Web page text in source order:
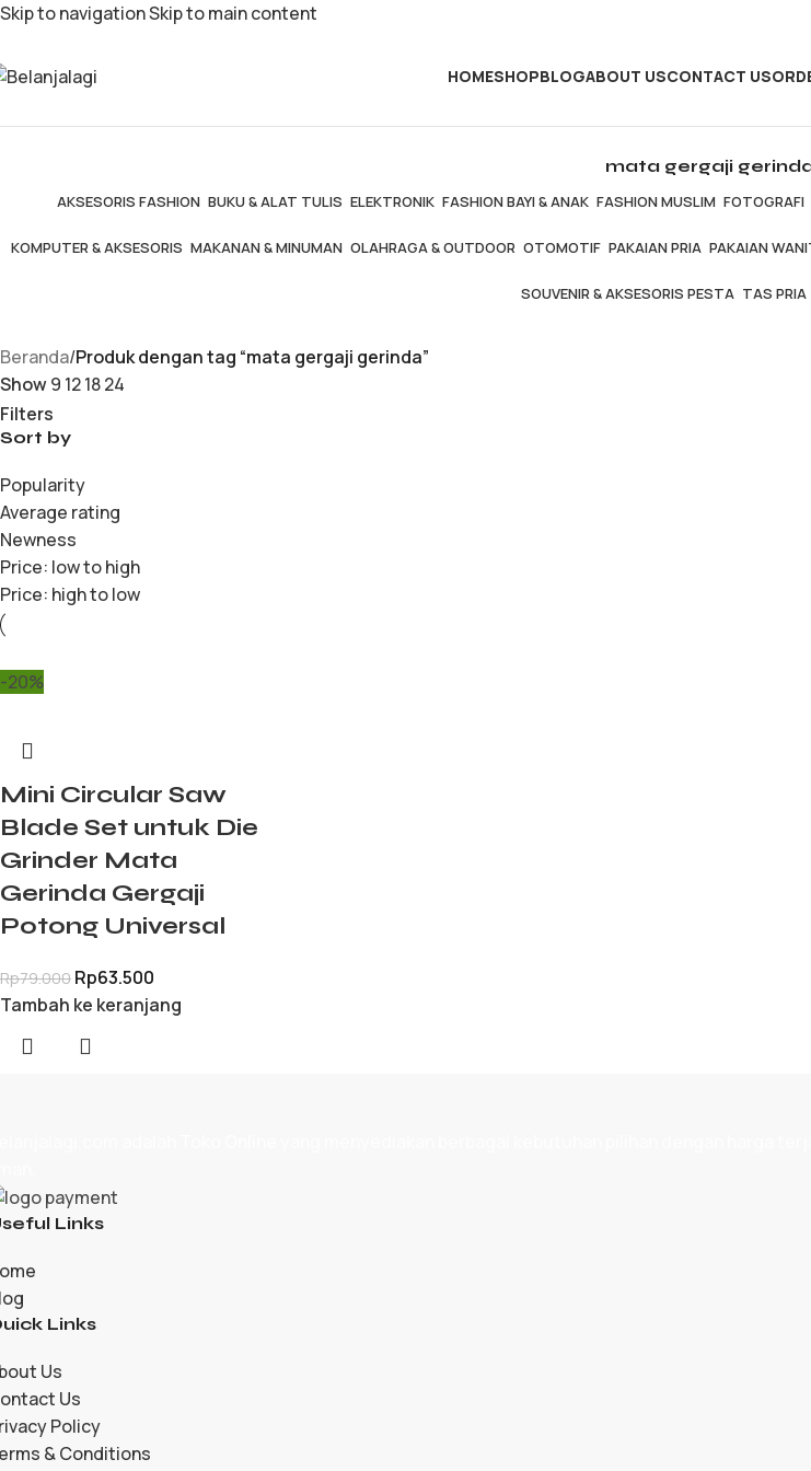
Skip to navigationSkip to main content
HOMESHOPBLOGABOUT USCONTACT US
mata gergaji
AKSESORIS FASHION BUKU & ALAT TULIS ELEKTRONIK FASHION BAYI & ANAK FASHION MUSLIM FOTOGRAFI
KOMPUTER & AKSESORIS MAKANAN & MINUMAN OLAHRAGA & OUTDOOR OTOMOTIF PAKAIAN PRIA PAKAIAN
SOUVENIR & AKSESORIS PESTA TAS PRIA
Beranda/Produk dengan tag “mata gergaji gerinda”
Show9 121824
Filters
Sort by
Popularity
Average rating
Newness
Price: low to high
Price: high to low
-20%
Mini Circular Saw
Blade Set untuk Die
Grinder Mata
Gerinda Gergaji
Potong Universal
Rp79.000 Rp63.500
Tambah ke keranjang
Links
Links
Us
Us
Policy
& Conditions